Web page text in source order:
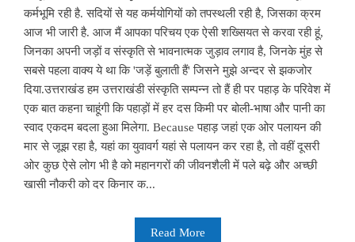
कर्मभूमि रही है. सदियों से यह कर्मयोगियों को तपस्थली रही है, जिसका क्रम
आज भी जारी है. आज मैं आपका परिचय एक ऐसी शख्सियत से करवा रही हूं,
जिनका अपनी जड़ों व संस्कृति से भावनात्मक जुड़ाव लगाव है, जिनके मुंह से
सबसे पहला वाक्य ये था कि 'जड़ें बुलाती हैं' जिसने मुझे अन्दर से झकजोर
दिया.उत्तराखंड हम उत्तराखंडी संस्कृति सम्पन्न तो हैं ही पर पहाड़ के परिवेश में
एक बात कहना चाहूंगी कि पहाड़ों में हर दस किमी पर बोली-भाषा और पानी का
स्वाद एकदम बदला हुआ मिलेगा. Because पहाड़ जहां एक ओर पलायन की
मार से जूझ रहा है, यहां का युवावर्ग यहां से पलायन कर रहा है, तो वहीं दूसरी
ओर कुछ ऐसे लोग भी है को महानगरों की जीवनशैली में पले बढ़े और अच्छी
खासी नौकरी को दर किनार क...
Read More